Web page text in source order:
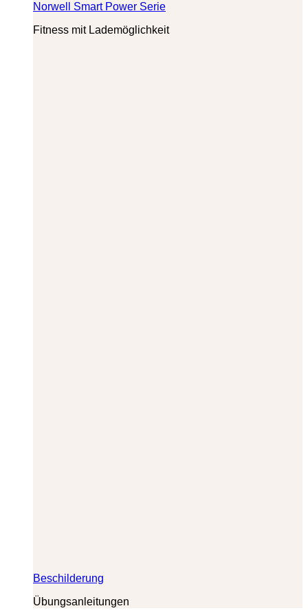
Norwell Smart Power Serie
Fitness mit Lademöglichkeit
Beschilderung
Übungsanleitungen